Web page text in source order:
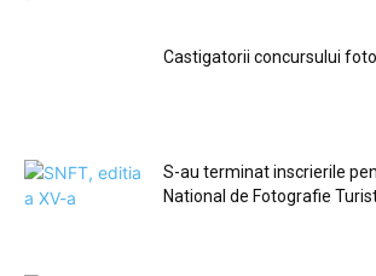
Castigatorii concursului foto
S-au terminat inscrierile
National de Fotografie